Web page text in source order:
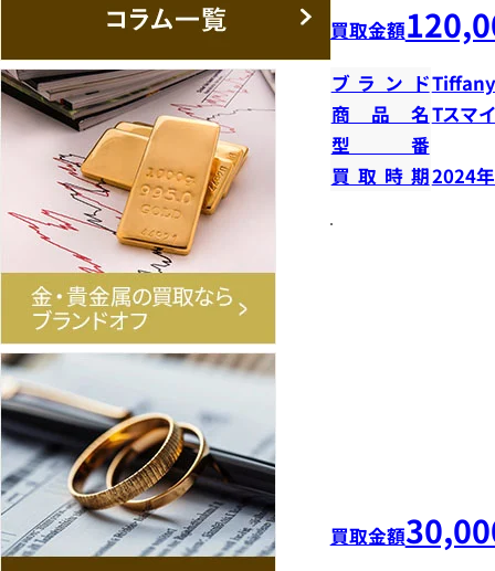
買取金額
ブランド
商品名Tスマ
型番
買取時期2024
買取金額